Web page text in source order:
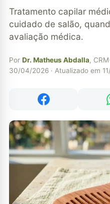
Tratamento capilar
cuidado de salão,
avaliação médica.
Por Dr. Matheus Abdalla,
30/04/2026 · Atualizado em
Compartilhar no